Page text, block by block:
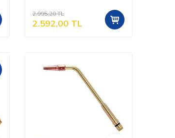
2.995,20TL
2.592,00 TL